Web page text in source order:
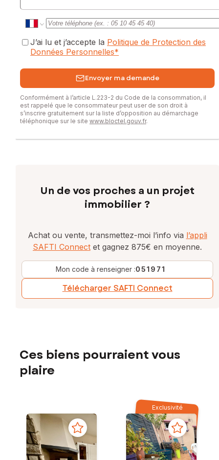
J’ai lu et j’accepte la Politique de Protection des
Données Personnelles*
Envoyer ma demande
Conformément à l’article L.223-2 du Code de la consommation, il
est rappelé que le consommateur peut user de son droit à
s’inscrire gratuitement sur la liste d’opposition au démarchage
téléphonique sur le site www.bloctel.gouv.fr.
Un de vos proches a un projet
immobilier ?
Achat ou vente, transmettez-moi l’info via l’appli
SAFTI Connect et gagnez 875€ en moyenne.
Mon code à renseigner :051971
Télécharger SAFTI Connect
Ces biens pourraient vous
plaire
Exclusivité